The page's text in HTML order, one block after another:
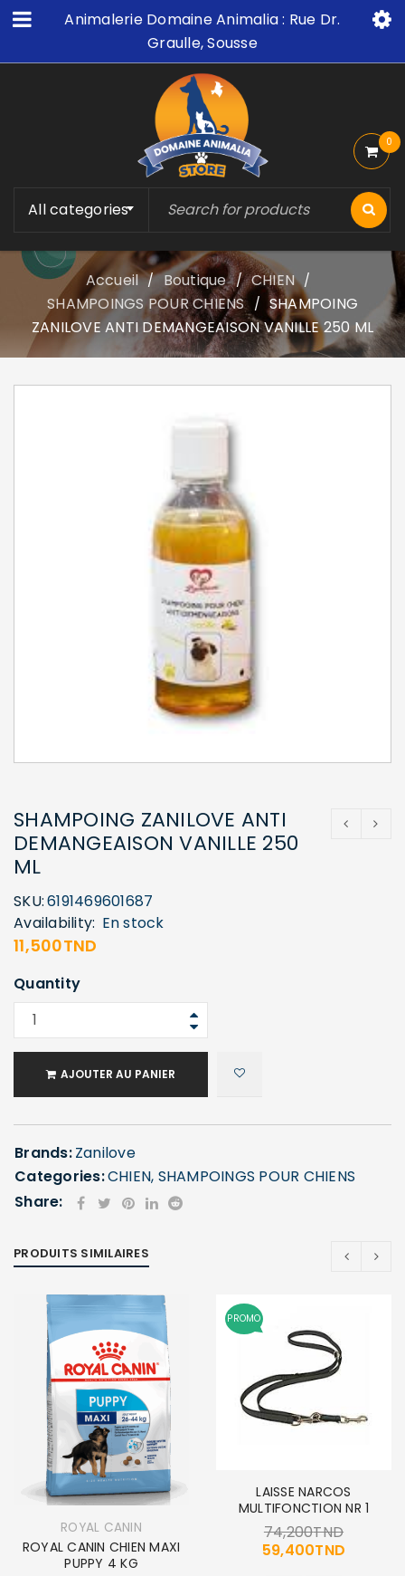
Animalerie Domaine Animalia : Rue Dr.
Graulle, Sousse
All categories
0
Accueil / Boutique / CHIEN /
SHAMPOINGS POUR CHIENS / SHAMPOING
ZANILOVE ANTI DEMANGEAISON VANILLE 250 ML
SHAMPOING ZANILOVE ANTI
DEMANGEAISON VANILLE 250
ML
SKU:6191469601687
Availability: En stock
11,500TND
Quantity
AJOUTER AU PANIER
Brands:Zanilove
Categories:CHIEN, SHAMPOINGS POUR CHIENS
Share:
PRODUITS SIMILAIRES
ROYAL CANIN
ROYAL CANIN CHIEN MAXI
PUPPY 4 KG
PROMO
LAISSE NARCOS
MULTIFONCTION NR 1
74,200TND
59,400TND